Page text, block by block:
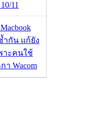
11
ำกัน แก้ยัง
าะคนใช้
า Wacom